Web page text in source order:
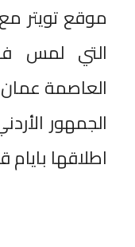
موقع تويتر
التي لمس
العاصمة
الجمهور
اطلاقها بايام